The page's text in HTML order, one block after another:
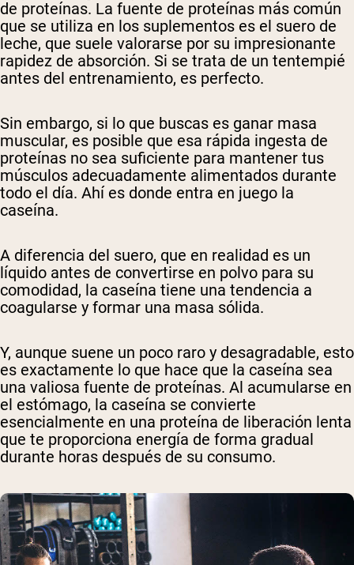
de proteínas. La fuente de proteínas más común
que se utiliza en los suplementos es el suero de
leche, que suele valorarse por su impresionante
rapidez de absorción. Si se trata de un tentempié
antes del entrenamiento, es perfecto.
Sin embargo, si lo que buscas es ganar masa
muscular, es posible que esa rápida ingesta de
proteínas no sea suficiente para mantener tus
músculos adecuadamente alimentados durante
todo el día. Ahí es donde entra en juego la
caseína.
A diferencia del suero, que en realidad es un
líquido antes de convertirse en polvo para su
comodidad, la caseína tiene una tendencia a
coagularse y formar una masa sólida.
Y, aunque suene un poco raro y desagradable, esto
es exactamente lo que hace que la caseína sea
una valiosa fuente de proteínas. Al acumularse en
el estómago, la caseína se convierte
esencialmente en una proteína de liberación lenta
que te proporciona energía de forma gradual
durante horas después de su consumo.